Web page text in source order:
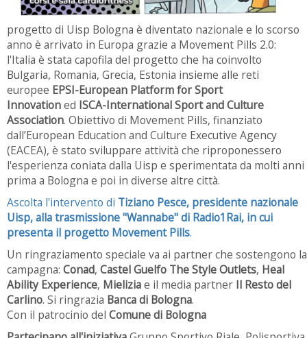
progetto di Uisp Bologna è diventato nazionale e lo scorso
anno è arrivato in Europa grazie a Movement Pills 2.0:
l'Italia è stata capofila del progetto che ha coinvolto
Bulgaria, Romania, Grecia, Estonia insieme alle reti
europee EPSI-European Platform for Sport
Innovationed ISCA-International Sport and Culture
Association. Obiettivo di Movement Pills, finanziato
dall’European Education and Culture Executive Agency
(EACEA), è stato sviluppare attività che riproponessero
l'esperienza coniata dalla Uisp e sperimentata da molti anni
prima a Bologna e poi in diverse altre città.
Ascolta l'intervento di Tiziano Pesce, presidente nazionale
Uisp, alla trasmissione "Wannabe" di Radio1Rai, in cui
presenta il progetto Movement Pills.
Un ringraziamento speciale va ai partner che sostengono la
campagna: Conad, Castel Guelfo The Style Outlets, Heal
Ability Experience, Mieliziae il media partner Il Resto del
Carlino. Si ringrazia Banca di Bologna.
Con il patrocinio del Comune di Bologna